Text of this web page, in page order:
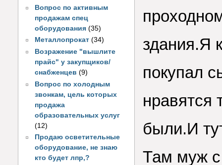
Вопрос по активным
продажам спец
оборудования (35)
Металлопрокат (34)
Возражение "вышлите
прайс" у закупщиков/
снабженцев (9)
Вопрос по холодным
звонкам, цель которых
продажа
образовательных услуг
(12)
Продаю осветительные
оборудование, не знаю
кто будет лпр,?
здания.Я
покупал
нравятся
были.И
Там муж